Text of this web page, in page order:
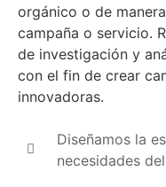
orgánico o de
campaña o servicio.
de investigación y
con el fin de crear
innovadoras.
Diseñamos la
necesidades